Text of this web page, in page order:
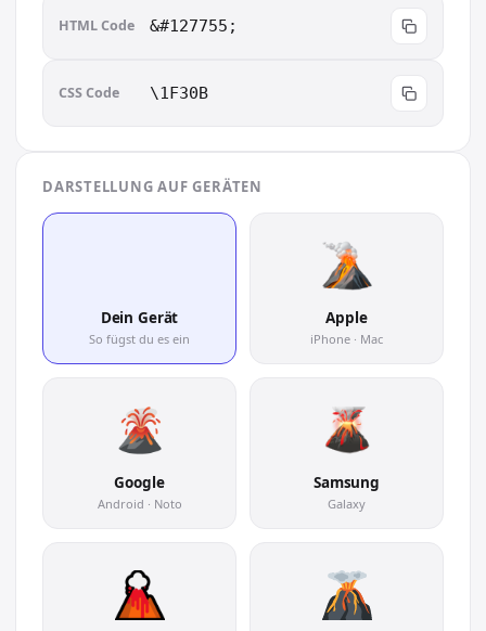
HTML Code &#127755;
CSS Code \1F30B
DARSTELLUNG AUF GERÄTEN
Dein Gerät
So fügst du es ein
Apple
iPhone · Mac
Google
Android · Noto
Samsung
Galaxy